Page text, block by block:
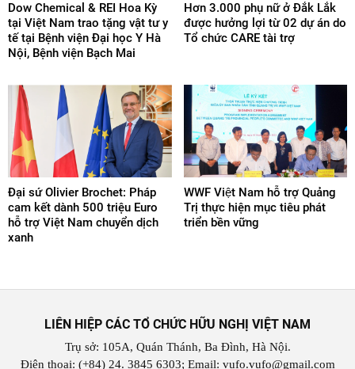
Dow Chemical & REI Hoa Kỳ
tại Việt Nam trao tặng vật tư y
tế tại Bệnh viện Đại học Y Hà
Nội, Bệnh viện Bạch Mai
Hơn 3.000 phụ nữ ở Đắk Lắk
được hưởng lợi từ 02 dự án do
Tổ chức CARE tài trợ
Đại sứ Olivier Brochet: Pháp
cam kết dành 500 triệu Euro
hỗ trợ Việt Nam chuyển dịch
xanh
WWF Việt Nam hỗ trợ Quảng
Trị thực hiện mục tiêu phát
triển bền vững
LIÊN HIỆP CÁC TỔ CHỨC HỮU NGHỊ VIỆT NAM
Trụ sở: 105A, Quán Thánh, Ba Đình, Hà Nội.
Điện thoại: (+84) 24. 3845 6303; Email: vufo.vufo@gmail.com